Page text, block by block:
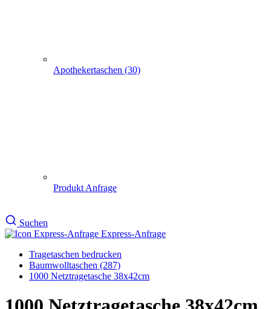
1000 Netztragetasche 38x42cm
1000 Netztragetasche 38x42cm
Artikelnr:
220me-1 natur
ca. 135 gr/qm